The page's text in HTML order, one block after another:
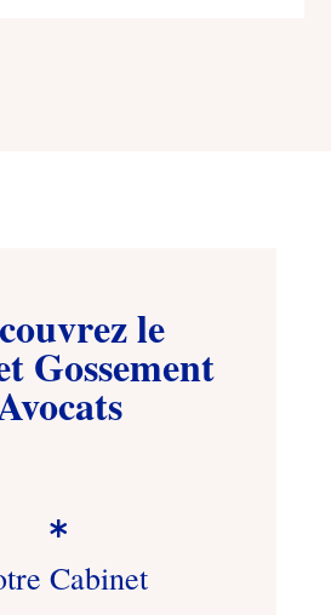
le
Gossement

Cabinet